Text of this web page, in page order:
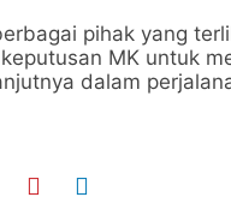
pihak yang
MK untuk
dalam